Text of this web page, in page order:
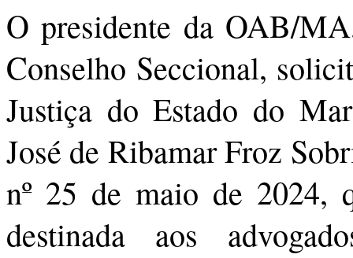
O presidente da OAB/
Conselho Seccional,
Justiça do Estado do
José de Ribamar Froz
nº 25 de maio de 2024,
destinada aos